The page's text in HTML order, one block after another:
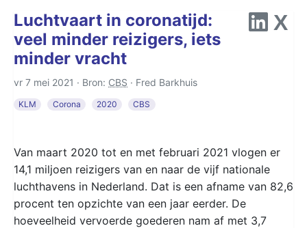
Luchtvaart in coronatijd:
veel minder reizigers, iets
minder vracht
vr 7 mei 2021 · Bron: CBS · Fred Barkhuis
KLM Corona 2020 CBS
Van maart 2020 tot en met februari 2021 vlogen er
14,1 miljoen reizigers van en naar de vijf nationale
luchthavens in Nederland. Dat is een afname van 82,6
procent ten opzichte van een jaar eerder. De
hoeveelheid vervoerde goederen nam af met 3,7